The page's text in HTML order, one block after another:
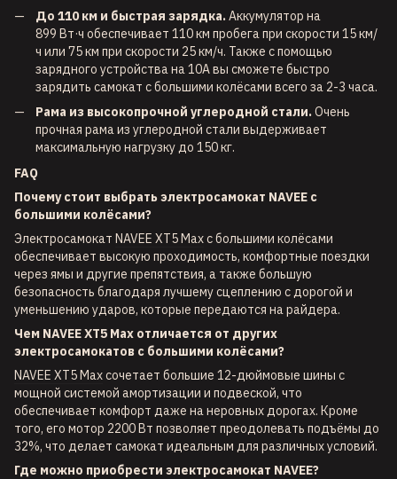
До 110 км и быстрая зарядка.Аккумулятор на
899 Вт·ч обеспечивает 110 км пробега при скорости 15 км/
ч или 75 км при скорости 25 км/ч. Также с помощью
зарядного устройства на 10A вы сможете быстро
зарядить самокат с большими колёсами всего за 2-3 часа.
Рама из высокопрочной углеродной стали.Очень
прочная рама из углеродной стали выдерживает
максимальную нагрузку до 150 кг.
FAQ
Почему стоит выбрать электросамокат NAVEE с
большими колёсами?
Электросамокат NAVEE XT5 Maxс большими колёсами
обеспечивает высокую проходимость, комфортные поездки
через ямы и другие препятствия, а также большую
безопасность благодаря лучшему сцеплению с дорогой и
уменьшению ударов, которые передаются на райдера.
Чем NAVEE XT5 Max отличается от других
электросамокатов с большими колёсами?
NAVEE XT5 Maxсочетает большие 12-дюймовые шины с
мощной системой амортизации и подвеской, что
обеспечивает комфорт даже на неровных дорогах. Кроме
того, его мотор 2200 Вт позволяет преодолевать подъёмы до
32%, что делает самокат идеальным для различных условий.
Где можно приобрести электросамокат NAVEE?